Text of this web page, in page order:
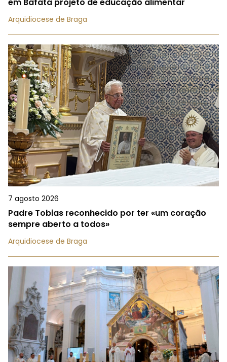
Arquidiocese de Braga
7 agosto 2026
Padre Tobias reconhecido por ter «um coração
sempre aberto a todos»
Arquidiocese de Braga